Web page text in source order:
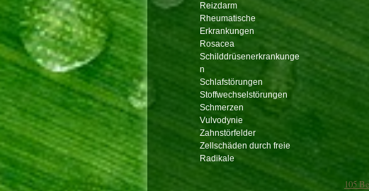
105
Reizdarm
Rheumatische
Erkrankungen
Rosacea
Schilddrüsenerkrankunge
n
Schlafstörungen
Stoffwechselstörungen
Schmerzen
Vulvodynie
Zahnstörfelder
Zellschäden durch freie
Radikale